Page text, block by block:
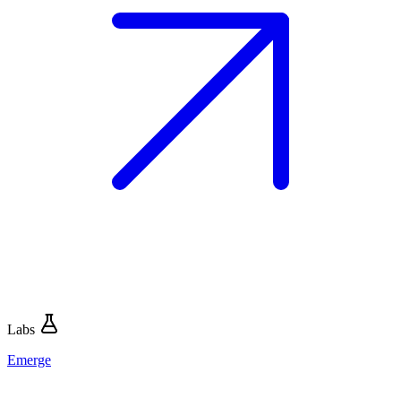
Labs
Emerge